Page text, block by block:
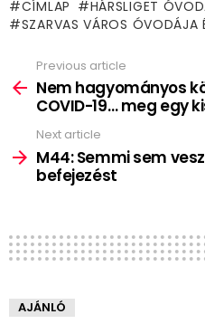
CÍMLAP HÁRSLIGET
SZARVAS VÁROS ÓVODÁJA
more
Previous article
Nem hagyományos
COVID-19… meg egy
Next article
M44: Semmi sem
befejezést
AJÁNLÓ